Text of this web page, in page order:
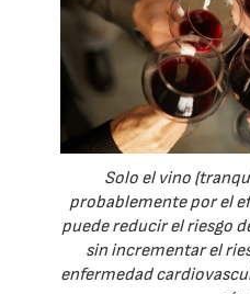
Solo el vino
probablemente por el
puede reducir el riesgo
sin incrementar el
enfermedad